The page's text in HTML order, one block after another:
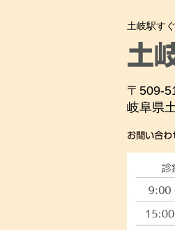
土岐駅す
〒509-
岐阜県